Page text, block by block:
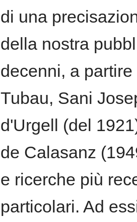
di una
della nostra
decenni, a
Tubau, Sani
d'Urgell (del
de Calasanz
e ricerche più
particolari. Ad